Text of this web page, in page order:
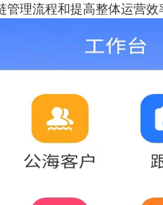
理流程和提高整体运营效